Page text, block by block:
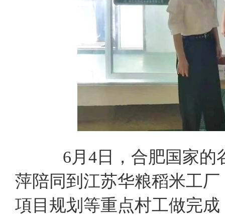
6月4日，合肥国家
萍陪同到江苏华粮稻米工
項目规划等重点村工做完